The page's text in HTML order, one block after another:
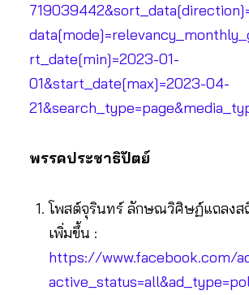
rt_date[min]=2023-01-
01&start_date[max]=2023-04-
พรรคประชาธิปัตย์
โพสต์จุรินทร์ ลักษณวิศิษฏ์แถลงส
เพิ่มขึ้น :
https://www.facebook.com/